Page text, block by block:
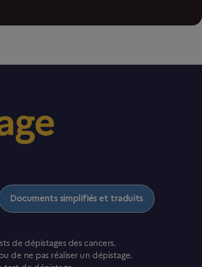
Documents simplifiés et traduits
de dépistages des cancers.
de ne pas réaliser un dépistage.